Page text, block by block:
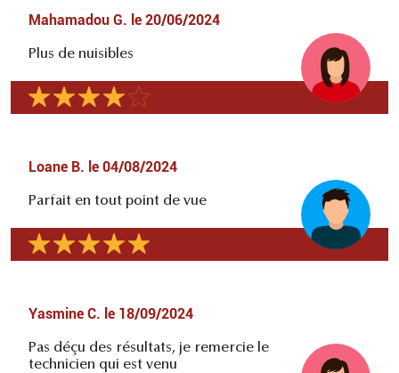
Mahamadou G. le 20/06/2024
Plus de nuisibles
Loane B. le 04/08/2024
Parfait en tout point de vue
Yasmine C. le 18/09/2024
Pas déçu des résultats, je remercie le
technicien qui est venu